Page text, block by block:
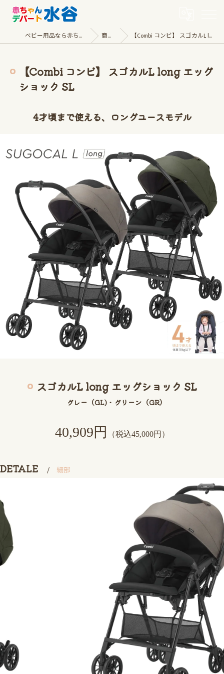
ベビー用品なら赤ちゃんデパート水谷 商品一覧 【Combi コンビ】 スゴカルL long エッグショック SL
【Combi コンビ】 スゴカルL long エッグ
ショック SL
4才頃まで使える、ロングユースモデル
スゴカルL long エッグショック SL
グレー（GL)・グリーン（GR）
40,909円 （税込45,000円）
DETALE 細部